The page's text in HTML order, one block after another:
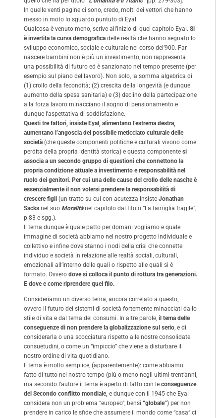
In quelle venti pagine ci sono, credo, molti dei vettori che hanno
messo in moto lo sguardo puntuto di Eyal.
Qualcosa è venuto meno, scrive all’inizio di quel capitolo Eyal. Si
è invertita la curva demografica delle realtà che hanno segnato lo
sviluppo economico, sociale e culturale nel corso del’900. Far
nascere bambini non è più un investimento, non rappresenta
una possibilità di futuro ed è sanzionato nel tempo presente (per
esempio sul piano del lavoro). Non solo, la somma algebrica di
(1) crollo della fecondità; (2) crescita della longevità (e dunque
aumento della spesa sanitaria) e (3) declino della partecipazione
alla forza lavoro minacciano il sogno di pensionamento e
dunque l’aspettativa di soddisfazione.
Questi tre fattori, insiste Eyal, alimentano l’estrema destra,
aumentano l’angoscia del possibile meticciato culturale delle
società (che queste componenti politiche e culturali vivono come
perdita della propria identità storica) e questa componente si
associa a un secondo gruppo di questioni che connettono la
propria condizione attuale a investimento e responsabilità nel
ruolo dei genitori. Per cui una delle cause del crollo delle nascite è
essenzialmente il non volersi prendere la responsabilità di
crescere figli (un tratto su cui con acutezza insiste Jonathan
Sacks nel suo Moralitànel capitolo dal titolo “La famiglia fragile”,
p.83 e sgg.).
Il tema dunque è quale patto per domani vogliamo e quale
immagine di società abbiamo nel nostro progetto individuale e
collettivo e infine dove stanno i nodi della crisi che connette
individuo e società in relazione alle realtà sociali, culturali,
emozionali all’interno delle quali o rispetto alle quali si è
formato. Ovvero dove si colloca il punto di rottura tra generazioni.
E dove e come riprendere quel filo.
Consideriamo un diverso tema, ancora correlato a questo,
ovvero il futuro dei sistemi di società fortemente minacciati dallo
stile di vita e dal tema dei consumi. In altre parole, il tema delle
conseguenze di non prendere la globalizzazione sul serio, e di
considerarla o una scocciatura rispetto alle nostre consolidate
consuetudini, o come un “impiccio” che viene a disturbare il
nostro ordine di vita quotidiano.
Il tema è molto semplice, (apparentemente): come abbiamo
fatto di tutto nel nostro tempo (più o meno negli ultimi trent’anni,
ma secondo l’autore il tema è aperto di fatto con le conseguenze
del Secondo conflitto mondiale, e dunque con il 1945 che Eyal
considera non un problema “europeo”, bensì “globale”) per non
prendere in carico le sfide che assumere il mondo come “casa” ci